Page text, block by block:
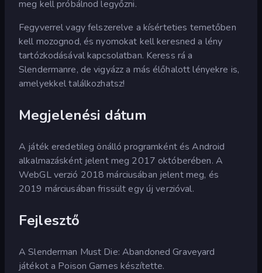
meg kell próbálnod legyőzni.
Fegyverrel vagy felszerelve a kísérteties temetőben
kell mozognod, és nyomokat kell keresned a lény
tartózkodásával kapcsolatban. Keress rá a
Slendermanre, de vigyázz a más élőhalott lényekre is,
amelyekkel találkozhatsz!
Megjelenési dátum
A játék eredetileg önálló programként és Android
alkalmazásként jelent meg 2017 októberében. A
WebGL verzió 2018 márciusában jelent meg, és
2019 márciusában frissült egy új verzióval.
Fejlesztő
A Slenderman Must Die: Abandoned Graveyard
játékot a Poison Games készítette.